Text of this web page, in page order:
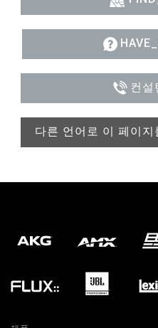
컨설
다른 언어로 이 페이지